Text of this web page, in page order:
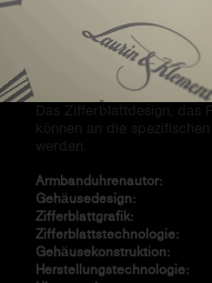
Im Gegensatz dazu hat
gebrauchten Schaft
Das Zifferblattdesign, das
können an die
werden.
Armbanduhrenautor:
Gehäusedesign:
Zifferblattgrafik:
Zifferblattstechnologie:
Gehäusekonstruktion:
Herstellungstechnologie: